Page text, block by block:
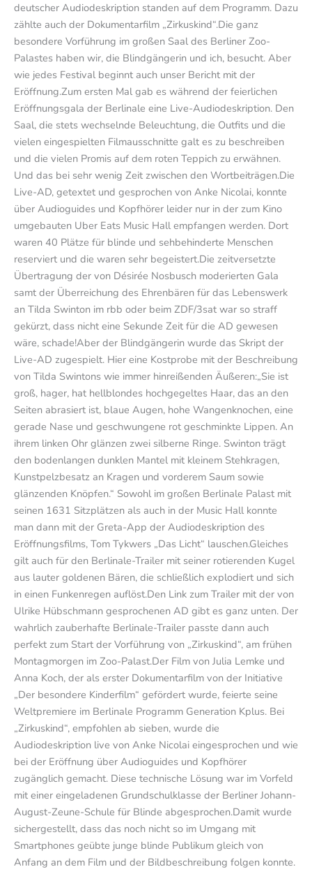
deutscher Audiodeskription standen auf dem Programm. Dazu
zählte auch der Dokumentarfilm „Zirkuskind“.Die ganz
besondere Vorführung im großen Saal des Berliner Zoo-
Palastes haben wir, die Blindgängerin und ich, besucht. Aber
wie jedes Festival beginnt auch unser Bericht mit der
Eröffnung.Zum ersten Mal gab es während der feierlichen
Eröffnungsgala der Berlinale eine Live-Audiodeskription. Den
Saal, die stets wechselnde Beleuchtung, die Outfits und die
vielen eingespielten Filmausschnitte galt es zu beschreiben
und die vielen Promis auf dem roten Teppich zu erwähnen.
Und das bei sehr wenig Zeit zwischen den Wortbeiträgen.Die
Live-AD, getextet und gesprochen von Anke Nicolai, konnte
über Audioguides und Kopfhörer leider nur in der zum Kino
umgebauten Uber Eats Music Hall empfangen werden. Dort
waren 40 Plätze für blinde und sehbehinderte Menschen
reserviert und die waren sehr begeistert.Die zeitversetzte
Übertragung der von Désirée Nosbusch moderierten Gala
samt der Überreichung des Ehrenbären für das Lebenswerk
an Tilda Swinton im rbb oder beim ZDF/3sat war so straff
gekürzt, dass nicht eine Sekunde Zeit für die AD gewesen
wäre, schade!Aber der Blindgängerin wurde das Skript der
Live-AD zugespielt. Hier eine Kostprobe mit der Beschreibung
von Tilda Swintons wie immer hinreißenden Äußeren:„Sie ist
groß, hager, hat hellblondes hochgegeltes Haar, das an den
Seiten abrasiert ist, blaue Augen, hohe Wangenknochen, eine
gerade Nase und geschwungene rot geschminkte Lippen. An
ihrem linken Ohr glänzen zwei silberne Ringe. Swinton trägt
den bodenlangen dunklen Mantel mit kleinem Stehkragen,
Kunstpelzbesatz an Kragen und vorderem Saum sowie
glänzenden Knöpfen.“ Sowohl im großen Berlinale Palast mit
seinen 1631 Sitzplätzen als auch in der Music Hall konnte
man dann mit der Greta-App der Audiodeskription des
Eröffnungsfilms, Tom Tykwers „Das Licht“ lauschen.Gleiches
gilt auch für den Berlinale-Trailer mit seiner rotierenden Kugel
aus lauter goldenen Bären, die schließlich explodiert und sich
in einen Funkenregen auflöst.Den Link zum Trailer mit der von
Ulrike Hübschmann gesprochenen AD gibt es ganz unten. Der
wahrlich zauberhafte Berlinale-Trailer passte dann auch
perfekt zum Start der Vorführung von „Zirkuskind“, am frühen
Montagmorgen im Zoo-Palast.Der Film von Julia Lemke und
Anna Koch, der als erster Dokumentarfilm von der Initiative
„Der besondere Kinderfilm“ gefördert wurde, feierte seine
Weltpremiere im Berlinale Programm Generation Kplus. Bei
„Zirkuskind“, empfohlen ab sieben, wurde die
Audiodeskription live von Anke Nicolai eingesprochen und wie
bei der Eröffnung über Audioguides und Kopfhörer
zugänglich gemacht. Diese technische Lösung war im Vorfeld
mit einer eingeladenen Grundschulklasse der Berliner Johann-
August-Zeune-Schule für Blinde abgesprochen.Damit wurde
sichergestellt, dass das noch nicht so im Umgang mit
Smartphones geübte junge blinde Publikum gleich von
Anfang an dem Film und der Bildbeschreibung folgen konnte.